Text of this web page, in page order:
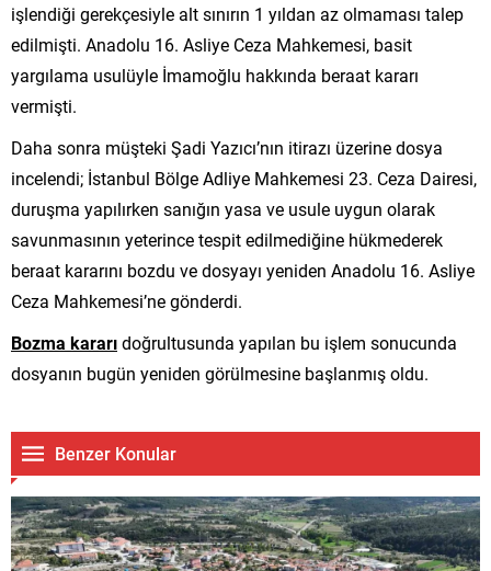
işlendiği gerekçesiyle alt sınırın 1 yıldan az olmaması talep
edilmişti. Anadolu 16. Asliye Ceza Mahkemesi, basit
yargılama usulüyle İmamoğlu hakkında beraat kararı
vermişti.
Daha sonra müşteki Şadi Yazıcı’nın itirazı üzerine dosya
incelendi; İstanbul Bölge Adliye Mahkemesi 23. Ceza Dairesi,
duruşma yapılırken sanığın yasa ve usule uygun olarak
savunmasının yeterince tespit edilmediğine hükmederek
beraat kararını bozdu ve dosyayı yeniden Anadolu 16. Asliye
Ceza Mahkemesi’ne gönderdi.
Bozma kararıdoğrultusunda yapılan bu işlem sonucunda
dosyanın bugün yeniden görülmesine başlanmış oldu.
Benzer Konular